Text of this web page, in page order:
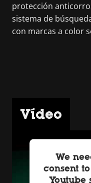
protección
sistema de
con marcas a color
Vídeo
We
consent
Youtube